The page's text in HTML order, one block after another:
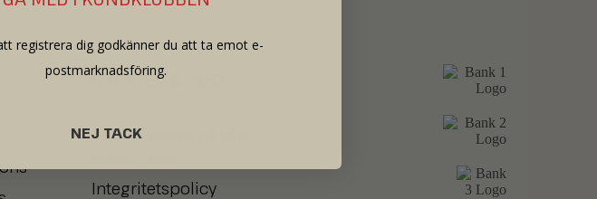
NYHETER
Prenumerera på vårt
Integritetspolicy
registrera dig godkänner du att ta emot e-
postmarknadsföring.
NEJ TACK